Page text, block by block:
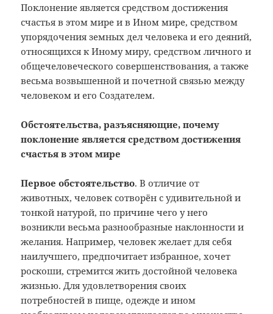
Поклонение является средством достижения
счастья в этом мире и в Ином мире, средством
упорядочения земных дел человека и его деяний,
относящихся к Иному миру, средством личного и
общечеловеческого совершенствования, а также
весьма возвышенной и почетной связью между
человеком и его Создателем.
Обстоятельства, разъясняющие, почему
поклонение является средством достижения
счастья в этом мире
Первое обстоятельство. В отличие от
животных, человек сотворён с удивительной и
тонкой натурой, по причине чего у него
возникли весьма разнообразные наклонности и
желания. Например, человек желает для себя
наилучшего, предпочитает избранное, хочет
роскоши, стремится жить достойной человека
жизнью. Для удовлетворения своих
потребностей в пище, одежде и ином